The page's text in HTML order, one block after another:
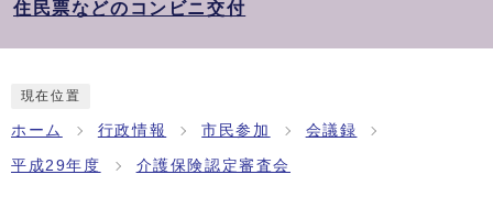
住民票などのコンビニ交付
現在位置
ホーム 行政情報 市民参加 会議録
平成29年度 介護保険認定審査会